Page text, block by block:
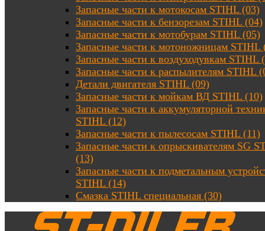
Запасные части к мотокосам STIHL (03)
Запасные части к бензорезам STIHL (04)
Запасные части к мотобурам STIHL (05)
Запасные части к мотоножницам STIHL
Запасные части к воздуходувкам STIHL
Запасные части к распылителям STIHL
Детали двигателя STIHL (09)
Запасные части к мойкам ВД STIHL (10)
Запасные части к аккумуляторной
STIHL (12)
Запасные части к пылесосам STIHL (11)
Запасные части к опрыскивателям SG
(13)
Запасные части к подметальным
STIHL (14)
Смазка STIHL специальная (30)